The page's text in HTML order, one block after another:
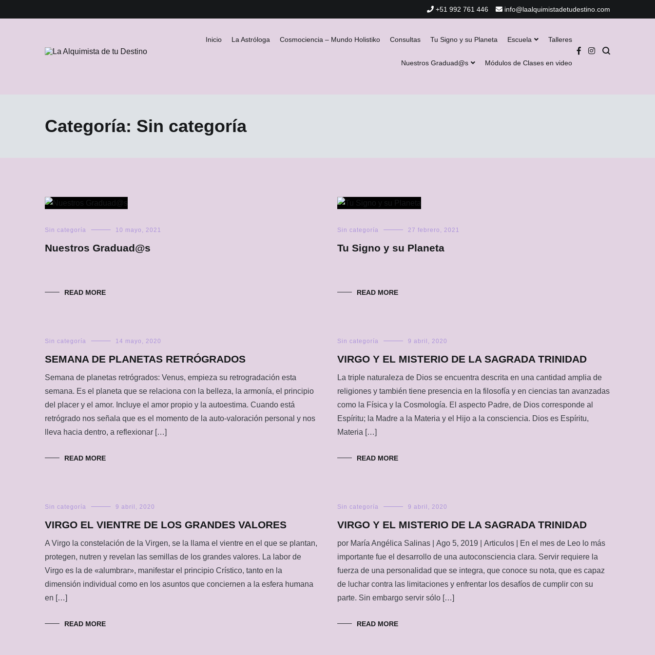
content
+51 992 761 446 info@laalquimistadetudestino.com
Inicio La Astróloga Cosmociencia – Mundo Holistiko Consultas Tu Signo y su Planeta Escuela Talleres
Nuestros Graduad@s Módulos de Clases en video
Categoría: Sin categoría
Sin categoría 10 mayo, 2021
Nuestros Graduad@s
READ MORE
Sin categoría 27 febrero, 2021
Tu Signo y su Planeta
READ MORE
Sin categoría 14 mayo, 2020
SEMANA DE PLANETAS RETRÓGRADOS
Semana de planetas retrógrados: Venus, empieza su retrogradación esta
semana. Es el planeta que se relaciona con la belleza, la armonía, el principio
del placer y el amor. Incluye el amor propio y la autoestima. Cuando está
retrógrado nos señala que es el momento de la auto-valoración personal y nos
lleva hacia dentro, a reflexionar […]
READ MORE
Sin categoría 9 abril, 2020
VIRGO Y EL MISTERIO DE LA SAGRADA TRINIDAD
La triple naturaleza de Dios se encuentra descrita en una cantidad amplia de
religiones y también tiene presencia en la filosofía y en ciencias tan avanzadas
como la Física y la Cosmología. El aspecto Padre, de Dios corresponde al
Espíritu; la Madre a la Materia y el Hijo a la consciencia. Dios es Espíritu,
Materia […]
READ MORE
Sin categoría 9 abril, 2020
VIRGO EL VIENTRE DE LOS GRANDES VALORES
A Virgo la constelación de la Virgen, se la llama el vientre en el que se plantan,
protegen, nutren y revelan las semillas de los grandes valores. La labor de
Virgo es la de «alumbrar», manifestar el principio Crístico, tanto en la
dimensión individual como en los asuntos que conciernen a la esfera humana
en […]
READ MORE
Sin categoría 9 abril, 2020
VIRGO Y EL MISTERIO DE LA SAGRADA TRINIDAD
por María Angélica Salinas | Ago 5, 2019 | Articulos | En el mes de Leo lo más
importante fue el desarrollo de una autoconsciencia clara. Servir requiere la
fuerza de una personalidad que se integra, que conoce su nota, que es capaz
de luchar contra las limitaciones y enfrentar los desafíos de cumplir con su
parte. Sin embargo servir sólo […]
READ MORE